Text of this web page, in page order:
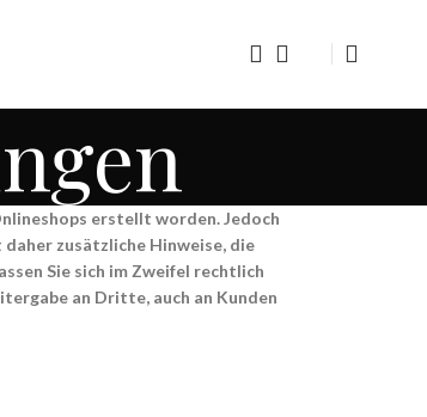
erstellt worden. Jedoch
zusätzliche Hinweise, die
Sie sich im Zweifel rechtlich
an Dritte, auch an Kunden